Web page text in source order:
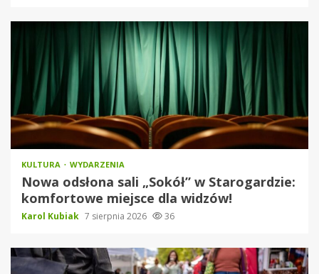
KULTURA WYDARZENIA
Nowa odsłona sali „Sokół” w Starogardzie:
komfortowe miejsce dla widzów!
Karol Kubiak 7 sierpnia 2026 36